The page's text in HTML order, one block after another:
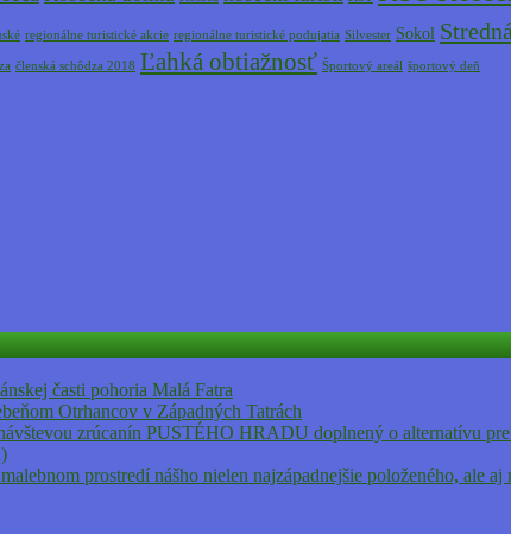
regionálne turistické akcie regionálne turistické podujatia Silvester Sokol
členská schôdza 2018 Ľahká obtiažnosť Športový areál športový deň
časti pohoria Malá Fatra
Otrhancov v Západných Tatrách
zrúcanín PUSTÉHO HRADU doplnený o alternatívu
prostredí nášho nielen najzápadnejšie položeného, ale aj